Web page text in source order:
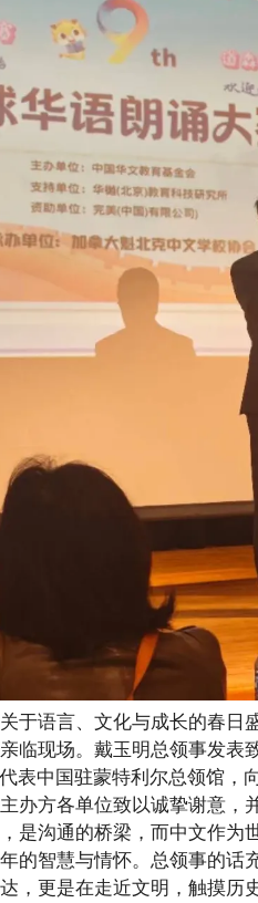
于语言、文化与成长的春日
临现场。戴玉明总领事发表
表中国驻蒙特利尔总领馆，
办方各单位致以诚挚谢意，
是沟通的桥梁，而中文作为
的智慧与情怀。总领事的话
，更是在走近文明，触摸历